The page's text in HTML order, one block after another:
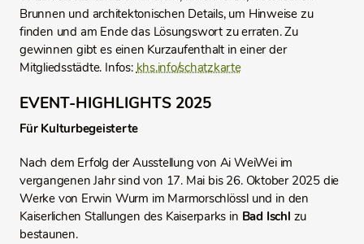
Brunnen und architektonischen Details, um Hinweise zu
finden und am Ende das Lösungswort zu erraten. Zu
gewinnen gibt es einen Kurzaufenthalt in einer der
Mitgliedsstädte. Infos:khs.info/schatzkarte
EVENT-HIGHLIGHTS 2025
Für Kulturbegeisterte
Nach dem Erfolg der Ausstellung von Ai WeiWei im
vergangenen Jahr sind von 17. Mai bis 26. Oktober 2025 die
Werke von Erwin Wurm im Marmorschlössl und in den
Kaiserlichen Stallungen des Kaiserparks in Bad Ischl zu
bestaunen.